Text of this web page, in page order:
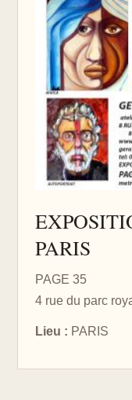
PARIS
PAGE 35
4 rue du parc
Lieu : PARIS